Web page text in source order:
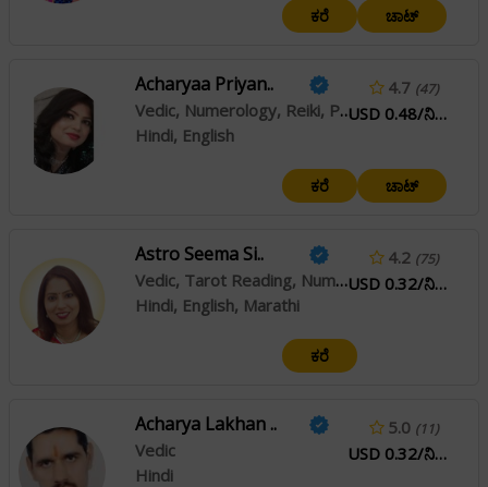
ಕರೆ ಚಾಟ್
Acharyaa Priyan..
Vedic, Numerology, Reiki, Prashna / Horary
Hindi, English
4.7 (47)
USD 0.48/ನಿಮಿಷ
ಕರೆ ಚಾಟ್
Astro Seema Si..
Vedic, Tarot Reading, Numerology
Hindi, English, Marathi
4.2 (75)
USD 0.32/ನಿಮಿಷ
ಕರೆ
Acharya Lakhan ..
Vedic
Hindi
5.0 (11)
USD 0.32/ನಿಮಿಷ